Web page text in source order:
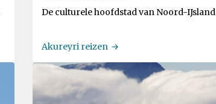
De culturele hoofdstad van Noord-IJsland
Akureyri reizen